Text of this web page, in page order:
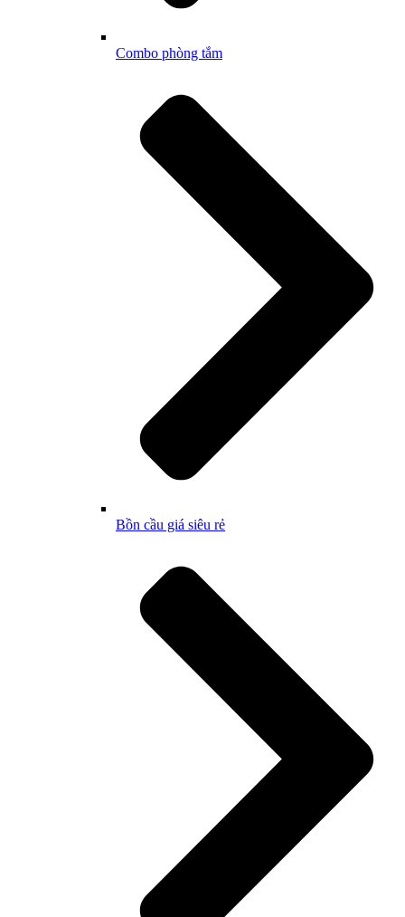
Combo phòng tắm
Bồn cầu giá siêu rẻ